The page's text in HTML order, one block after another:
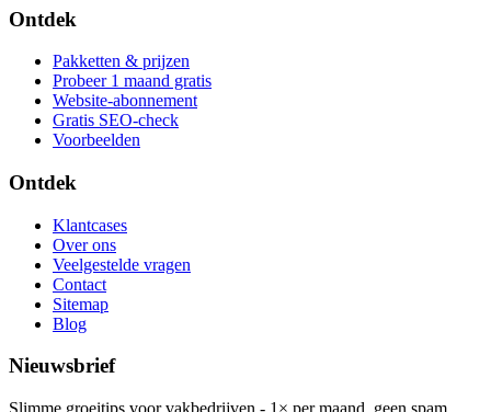
Ontdek
Pakketten & prijzen
Probeer 1 maand gratis
Website-abonnement
Gratis SEO-check
Voorbeelden
Ontdek
Klantcases
Over ons
Veelgestelde vragen
Contact
Sitemap
Blog
Nieuwsbrief